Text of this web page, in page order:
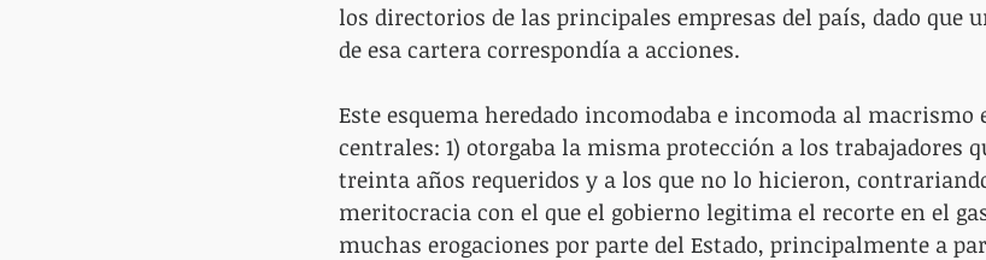
los directorios de las principales empresas del país, dado que
de esa cartera correspondía a acciones.
Este esquema heredado incomodaba e incomoda al macrismo
centrales: 1) otorgaba la misma protección a los trabajadores
treinta años requeridos y a los que no lo hicieron,
meritocracia con el que el gobierno legitima el recorte en el
muchas erogaciones por parte del Estado, principalmente a